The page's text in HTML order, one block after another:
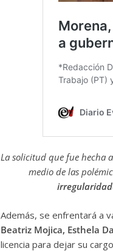
La solicitud que fue hecha
medio de las
Además, se enfrentará a
Beatriz Mojica, Esthela
licencia para dejar su